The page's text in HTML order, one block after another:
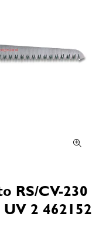
RS/CV-230
2 462152